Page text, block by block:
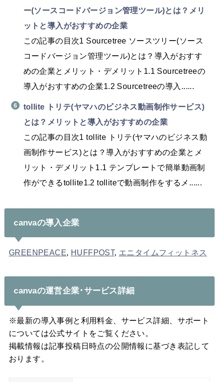
ー(ソースコードバージョン管理ツール)とは？メリ
ットと導入がおすすめの企業
この記事の目次1 Sourcetree ソースツリー(ソース
コードバージョン管理ツール)とは？導入がおすす
めの企業とメリット・デメリット1.1 Sourcetreeの
導入がおすすめの企業1.2 Sourcetreeの導入......
tollite トリテ(ヤマハのビジネス動画制作サービス)
とは？メリットと導入がおすすめの企業
この記事の目次1 tollite トリテ(ヤマハのビジネス動
画制作サービス)とは？導入がおすすめの企業とメ
リット・デメリット1.1 テンプレートで簡単動画制
作ができるtollite1.2 tolliteで動画制作をするメ......
canvaの導入企業
GREENPEACE HUFFPOST, エニタイムフィットネス
canvaの運営企業･サービス詳細
※最新の導入事例と利用料金、サービス詳細、サポート
については公式サイトをご覧ください。
掲載情報は記事投稿日時点の公開情報に基づき表記して
おります。